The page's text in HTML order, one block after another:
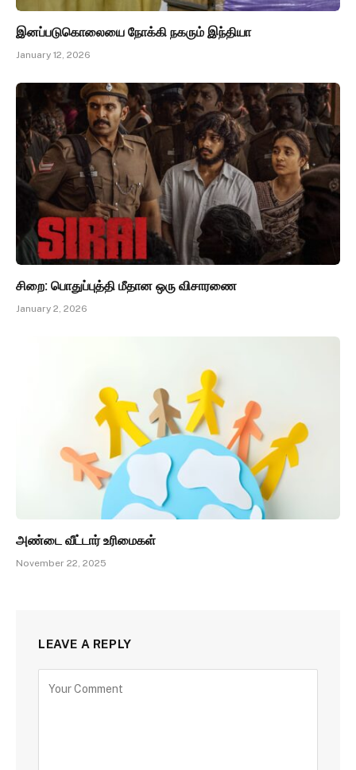
இனப்படுகொலையை நோக்கி நகரும் இந்தியா
January 12, 2026
சிறை: பொதுப்புத்தி மீதான ஒரு விசாரணை
January 2, 2026
அண்டை வீட்டார் உரிமைகள்
November 22, 2025
LEAVE A REPLY